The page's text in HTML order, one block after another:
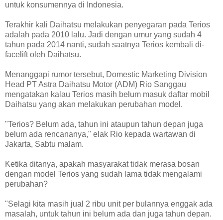
untuk konsumennya di Indonesia.
Terakhir kali Daihatsu melakukan penyegaran pada Terios
adalah pada 2010 lalu. Jadi dengan umur yang sudah 4
tahun pada 2014 nanti, sudah saatnya Terios kembali di-
facelift oleh Daihatsu.
Menanggapi rumor tersebut, Domestic Marketing Division
Head PT Astra Daihatsu Motor (ADM) Rio Sanggau
mengatakan kalau Terios masih belum masuk daftar mobil
Daihatsu yang akan melakukan perubahan model.
"Terios? Belum ada, tahun ini ataupun tahun depan juga
belum ada rencananya," elak Rio kepada wartawan di
Jakarta, Sabtu malam.
Ketika ditanya, apakah masyarakat tidak merasa bosan
dengan model Terios yang sudah lama tidak mengalami
perubahan?
"Selagi kita masih jual 2 ribu unit per bulannya enggak ada
masalah, untuk tahun ini belum ada dan juga tahun depan.